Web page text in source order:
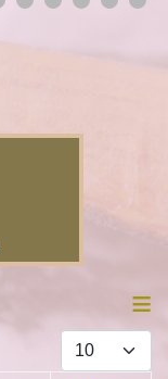
≡
Afficher #